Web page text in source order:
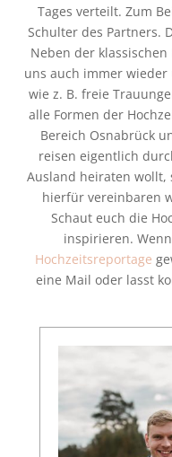
Tages verteilt. Zum
Schulter des Partners.
Neben der
uns auch immer
wie z. B. freie
alle Formen der
Bereich Osnabrück
reisen eigentlich
Ausland heiraten wollt,
hierfür vereinbaren
Schaut euch die
inspirieren.
Hochzeitsreportage
eine Mail oder lasst